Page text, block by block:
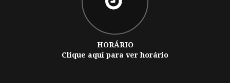
HORÁRIO
Clique aqui para ver horário